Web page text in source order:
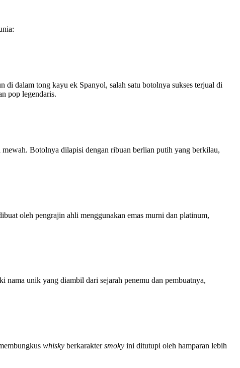
di dalam tong kayu ek Spanyol, salah satu botolnya sukses terjual di
pop legendaris.
Botolnya dilapisi dengan ribuan berlian putih yang berkilau,
oleh pengrajin ahli menggunakan emas murni dan platinum,
nama unik yang diambil dari sejarah penemu dan pembuatnya,
whisky berkaraktersmoky ini ditutupi oleh hamparan lebih